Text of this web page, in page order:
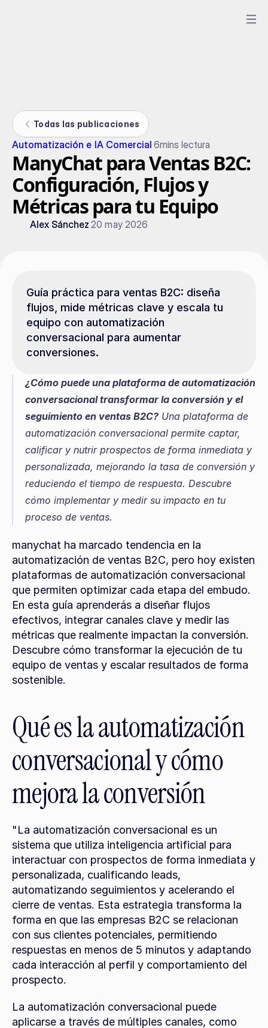
Todas las publicaciones
Automatización e IA Comercial 6mins lectura
ManyChat para Ventas B2C:
Configuración, Flujos y
Métricas para tu Equipo
Alex Sánchez 20 may 2026
Guía práctica para ventas B2C: diseña
flujos, mide métricas clave y escala tu
equipo con automatización
conversacional para aumentar
conversiones.
¿Cómo puede una plataforma de automatización
conversacional transformar la conversión y el
seguimiento en ventas B2C? Una plataforma de
automatización conversacional permite captar,
calificar y nutrir prospectos de forma inmediata y
personalizada, mejorando la tasa de conversión y
reduciendo el tiempo de respuesta. Descubre
cómo implementar y medir su impacto en tu
proceso de ventas.
manychat ha marcado tendencia en la
automatización de ventas B2C, pero hoy existen
plataformas de automatización conversacional
que permiten optimizar cada etapa del embudo.
En esta guía aprenderás a diseñar flujos
efectivos, integrar canales clave y medir las
métricas que realmente impactan la conversión.
Descubre cómo transformar la ejecución de tu
equipo de ventas y escalar resultados de forma
sostenible.
Qué es la automatización
conversacional y cómo
mejora la conversión
"La automatización conversacional es un
sistema que utiliza inteligencia artificial para
interactuar con prospectos de forma inmediata y
personalizada, cualificando leads,
automatizando seguimientos y acelerando el
cierre de ventas. Esta estrategia transforma la
forma en que las empresas B2C se relacionan
con sus clientes potenciales, permitiendo
respuestas en menos de 5 minutos y adaptando
cada interacción al perfil y comportamiento del
prospecto.
La automatización conversacional puede
aplicarse a través de múltiples canales, como